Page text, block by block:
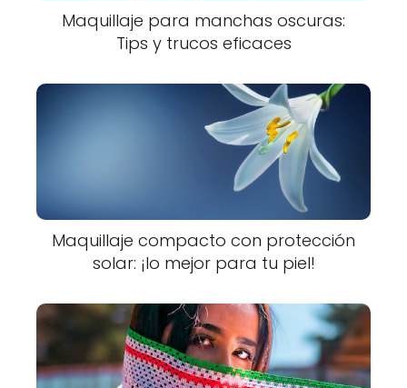
Maquillaje para manchas oscuras:
Tips y trucos eficaces
Maquillaje compacto con protección
solar: ¡lo mejor para tu piel!